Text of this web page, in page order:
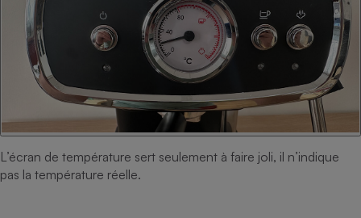
L’écran de température sert seulement à faire joli, il n’indique
pas la température réelle.